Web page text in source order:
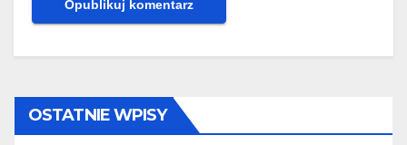
OSTATNIE WPISY